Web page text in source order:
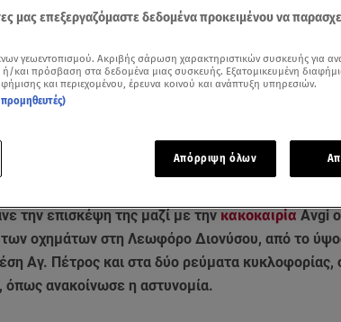
Add star.gr on Google
την επισκέψη της μαζί με την κακοκαιρία Avgi
οχημάτων στη Λεωφόρο Διονύσου, από το
Αγ. Πέτρος και στα δύο ρεύματα κυκλοφορίας,
όπως ανακοίνωσε η αστυνομία.
μας επεξεργαζόμαστε δεδομένα προκειμένου να
γεωεντοπισμού. Ακριβής σάρωση χαρακτηριστικών συσκευής για
και πρόσβαση στα δεδομένα μιας συσκευής. Εξατομικευμένη
και περιεχομένου, έρευνα κοινού και ανάπτυξη υπηρεσιών.
Απόρριψη όλων